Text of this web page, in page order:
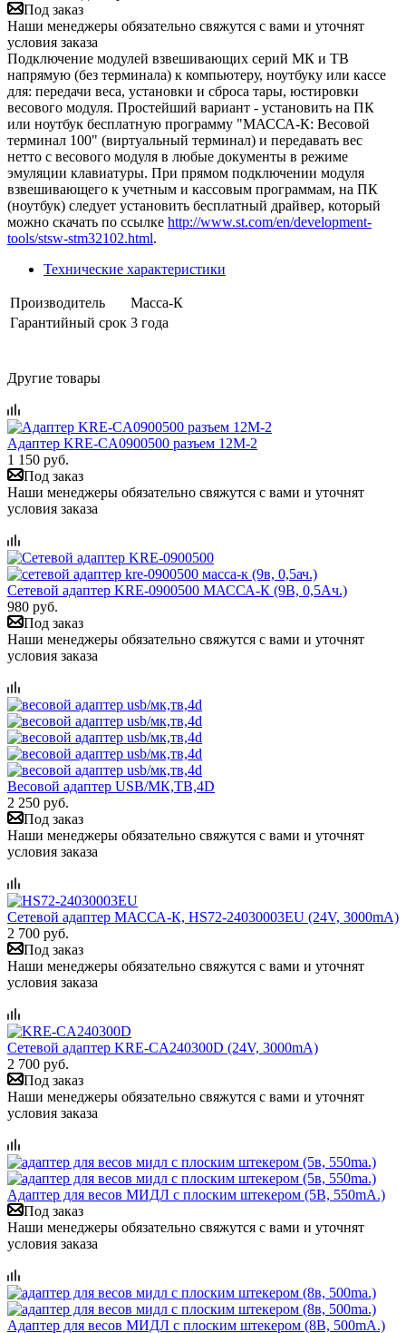
Под заказ
Наши менеджеры обязательно свяжутся с вами и уточнят
условия заказа
Подключение модулей взвешивающих серий МК и ТВ
напрямую (без терминала) к компьютеру, ноутбуку или кассе
для: передачи веса, установки и сброса тары, юстировки
весового модуля. Простейший вариант - установить на ПК
или ноутбук бесплатную программу "МАССА-К: Весовой
терминал 100" (виртуальный терминал) и передавать вес
нетто с весового модуля в любые документы в режиме
эмуляции клавиатуры. При прямом подключении модуля
взвешивающего к учетным и кассовым программам, на ПК
(ноутбук) следует установить бесплатный драйвер, который
можно скачать по ссылке http://www.st.com/en/development-
tools/stsw-stm32102.html.
Технические характеристики
Производитель
Масса-К
Гарантийный срок 3 года
Другие товары
Адаптер KRE-CA0900500 разъем 12М-2
1 150 руб.
Под заказ
Наши менеджеры обязательно свяжутся с вами и уточнят
условия заказа
Сетевой адаптер KRE-0900500 МАССА-К (9В, 0,5Ач.)
980 руб.
Под заказ
Наши менеджеры обязательно свяжутся с вами и уточнят
условия заказа
Весовой адаптер USB/МК,ТВ,4D
2 250 руб.
Под заказ
Наши менеджеры обязательно свяжутся с вами и уточнят
условия заказа
Сетевой адаптер МАССА-К, HS72-24030003EU (24V, 3000mA)
2 700 руб.
Под заказ
Наши менеджеры обязательно свяжутся с вами и уточнят
условия заказа
Сетевой адаптер KRE-CA240300D (24V, 3000mA)
2 700 руб.
Под заказ
Наши менеджеры обязательно свяжутся с вами и уточнят
условия заказа
Адаптер для весов МИДЛ с плоским штекером (5В, 550mA.)
Под заказ
Наши менеджеры обязательно свяжутся с вами и уточнят
условия заказа
Адаптер для весов МИДЛ с плоским штекером (8В, 500mA.)